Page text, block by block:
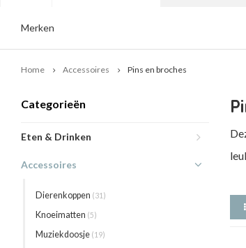
Merken
Home Accessoires Pins en broches
Categorieën
Eten & Drinken
Accessoires
Dierenkoppen (31)
Knoeimatten (5)
Muziekdoosje (19)